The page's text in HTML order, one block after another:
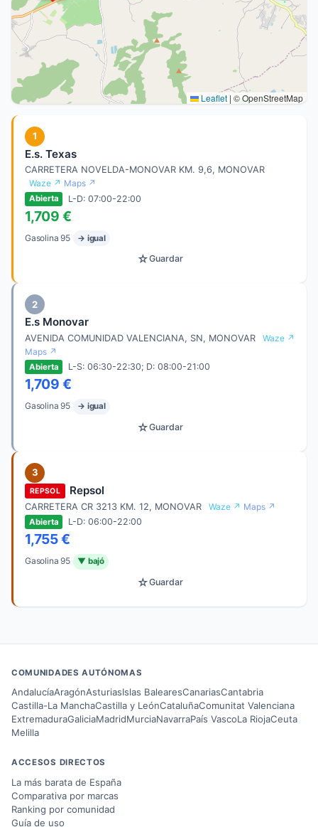
Leaflet | © OpenStreetMap
1
E.s. Texas
CARRETERA NOVELDA-MONOVAR KM. 9,6, MONOVAR
Waze ↗ Maps ↗
Abierta L-D: 07:00-22:00
1,709 €
Gasolina 95 → igual
☆Guardar
2
E.s Monovar
AVENIDA COMUNIDAD VALENCIANA, SN, MONOVAR
Waze ↗
Maps ↗
Abierta L-S: 06:30-22:30; D: 08:00-21:00
1,709 €
Gasolina 95 → igual
☆Guardar
3
REPSOL Repsol
CARRETERA CR 3213 KM. 12, MONOVAR Waze ↗ Maps ↗
Abierta L-D: 06:00-22:00
1,755 €
Gasolina 95 ▼ bajó
☆Guardar
COMUNIDADES AUTÓNOMAS
AndalucíaAragónAsturiasIslas BalearesCanariasCantabria
Castilla-La ManchaCastilla y LeónCataluñaComunitat Valenciana
ExtremaduraGaliciaMadridMurciaNavarraPaís VascoLa RiojaCeuta
Melilla
ACCESOS DIRECTOS
La más barata de España
Comparativa por marcas
Ranking por comunidad
Guía de uso